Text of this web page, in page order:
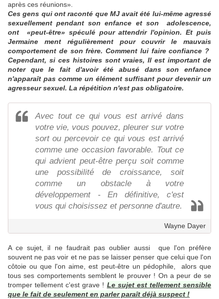
après ces réunions».
Ces gens qui ont raconté que MJ avait été lui-même agressé
sexuellement pendant son enfance et son adolescence,
ont «peut-être» spéculé pour attendrir l'opinion. Et puis
Jermaine ment régulièrement pour couvrir le mauvais
comportement de son frère. Comment lui faire confiance ?
Cependant, si ces histoires sont vraies, Il est important de
noter que le fait d'avoir été abusé dans son enfance
n'apparaît pas comme un élément suffisant pour devenir un
agresseur sexuel. La répétition n'est pas obligatoire.
Avec tout ce qui vous est arrivé dans
votre vie, vous pouvez, pleurer sur votre
sort ou percevoir ce qui vous est arrivé
comme une occasion favorable. Tout ce
qui advient peut-être perçu soit comme
une possibilité de croissance, soit
comme un obstacle à votre
développement - En définitive, c'est
vous qui choisissez et personne d'autre.
Wayne Dayer
A ce sujet, il ne faudrait pas oublier aussi que l'on préfère
souvent ne pas voir et ne pas se laisser penser que celui que l'on
côtoie ou que l'on aime, est peut-être un pédophile, alors que
tous ses comportements semblent le prouver ! On a peur de se
tromper tellement c'est grave ! Le sujet est tellement sensible
que le fait de seulement en parler paraît déjà suspect !